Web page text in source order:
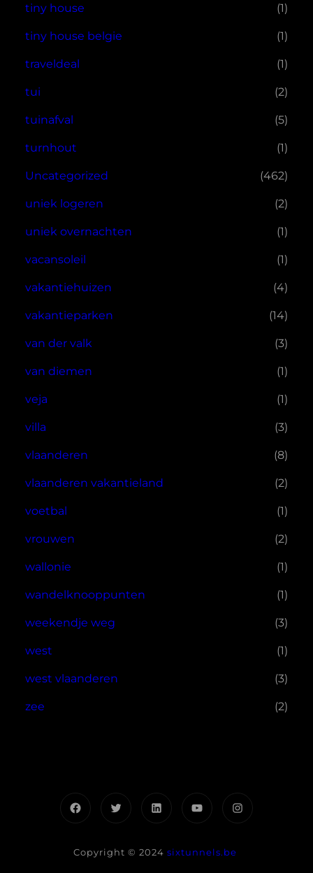
tiny house (1)
tiny house belgie (1)
traveldeal (1)
tui (2)
tuinafval (5)
turnhout (1)
Uncategorized (462)
uniek logeren (2)
uniek overnachten (1)
vacansoleil (1)
vakantiehuizen (4)
vakantieparken (14)
van der valk (3)
van diemen (1)
veja (1)
villa (3)
vlaanderen (8)
vlaanderen vakantieland (2)
voetbal (1)
vrouwen (2)
wallonie (1)
wandelknooppunten (1)
weekendje weg (3)
west (1)
west vlaanderen (3)
zee (2)
FacebookTwitterLinkedInYouTubeInstagram
Copyright © 2024 sixtunnels.be